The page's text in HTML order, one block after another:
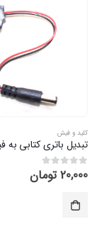
کلید و فیش
20,000تومان